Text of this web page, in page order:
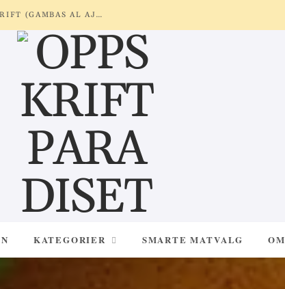
REKER MED HVITLØK OG SITRON – ENKEL OPPSKRIFT (GAMBAS AL AJILLO)
KATEGORIER SMARTE MATVALG OM